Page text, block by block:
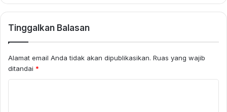
Tinggalkan Balasan
Alamat email Anda tidak akan dipublikasikan. Ruas yang wajib
ditandai *